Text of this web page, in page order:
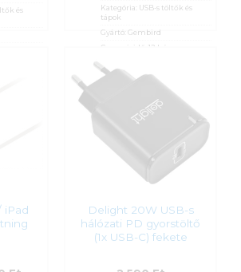
és
Kategória: USB-s töltők és
tápok
Gyártó: Gembird
Garanciaidő: 12 hónap
Azonosító:54812
iPad
Delight 20W USB-s
hálózati PD gyorstöltő
(1x USB-C) fekete